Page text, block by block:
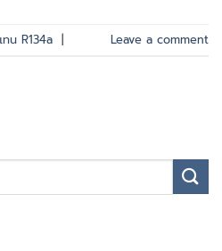
ทน R134a | Leave a comment